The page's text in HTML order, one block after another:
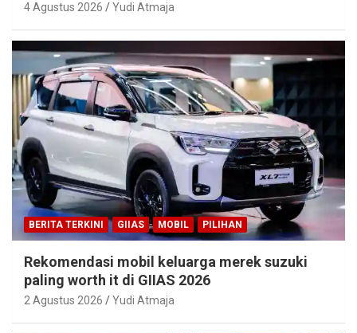
4 Agustus 2026 Yudi Atmaja
BERITA TERKINI GIIAS MOBIL PILIHAN
Rekomendasi mobil keluarga merek suzuki
paling worth it di GIIAS 2026
2 Agustus 2026 Yudi Atmaja